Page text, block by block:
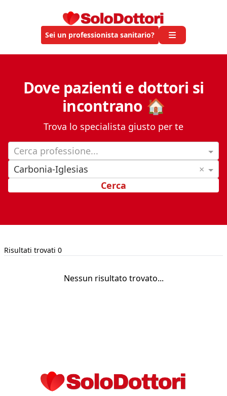
Sei un professionista sanitario?
Dove pazienti e dottori si
incontrano 🏠
Trova lo specialista giusto per te
Cerca professione...
Carbonia-Iglesias
×
Cerca
Risultati trovati 0
Nessun risultato trovato...